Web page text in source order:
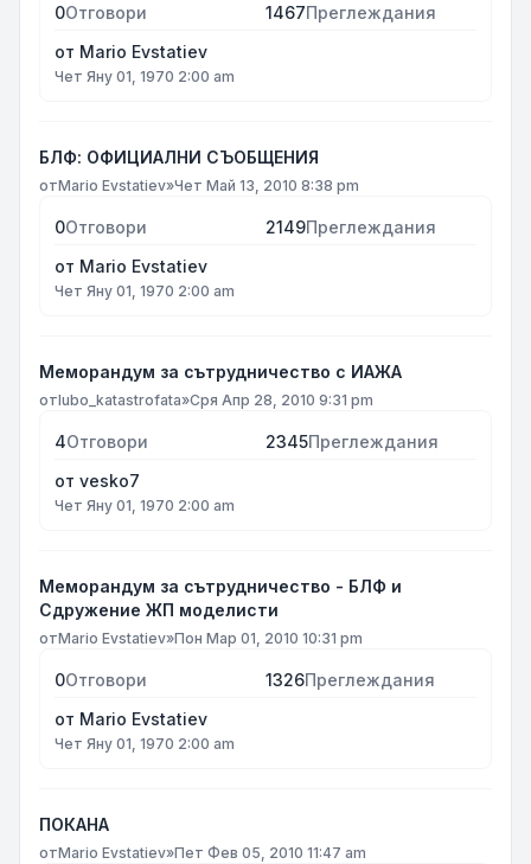
0Отговори 1467Преглеждания
от Mario Evstatiev
Чет Яну 01, 1970 2:00 am
БЛФ: ОФИЦИАЛНИ СЪОБЩЕНИЯ
отMario Evstatiev»Чет Май 13, 2010 8:38 pm
0Отговори 2149Преглеждания
от Mario Evstatiev
Чет Яну 01, 1970 2:00 am
Меморандум за сътрудничество с ИАЖА
отlubo_katastrofata»Сря Апр 28, 2010 9:31 pm
4Отговори 2345Преглеждания
от vesko7
Чет Яну 01, 1970 2:00 am
Меморандум за сътрудничество - БЛФ и
Сдружение ЖП моделисти
отMario Evstatiev»Пон Мар 01, 2010 10:31 pm
0Отговори 1326Преглеждания
от Mario Evstatiev
Чет Яну 01, 1970 2:00 am
ПОКАНА
отMario Evstatiev»Пет Фев 05, 2010 11:47 am